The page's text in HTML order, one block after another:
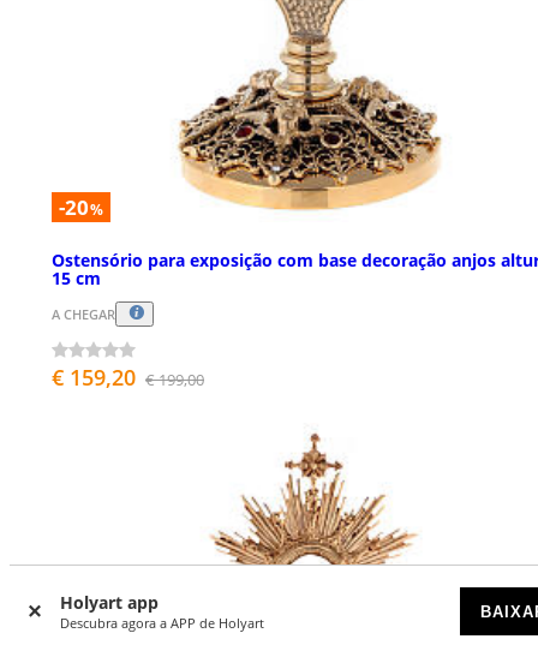
Holyart app
Descubra agora a APP de Holyart
-20%
Ostensório para exposição com base decoração anjos
15 cm
A CHEGAR
€ 159,20 € 199,00